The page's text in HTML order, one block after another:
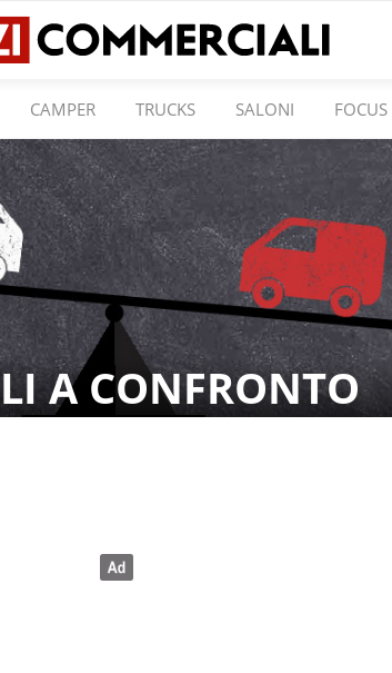
CAMPER TRUCKS SALONI FOCUS
A CONFRONTO